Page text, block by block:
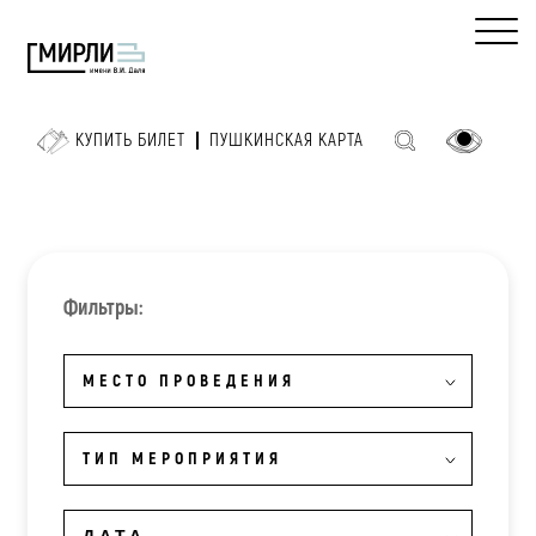
КУПИТЬ БИЛЕТ ПУШКИНСКАЯ КАРТА
Фильтры:
МЕСТО ПРОВЕДЕНИЯ
ТИП МЕРОПРИЯТИЯ